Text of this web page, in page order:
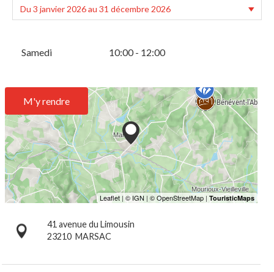
Samedi 10:00 - 12:00
M'y rendre
41 avenue du Limousin
23210 MARSAC